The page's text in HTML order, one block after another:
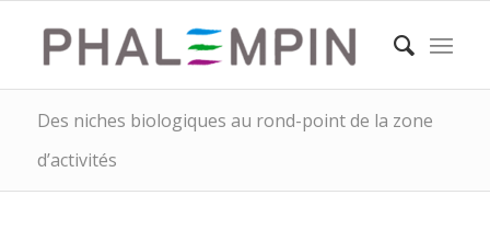
Des niches biologiques au rond-point de la zone
d’activités